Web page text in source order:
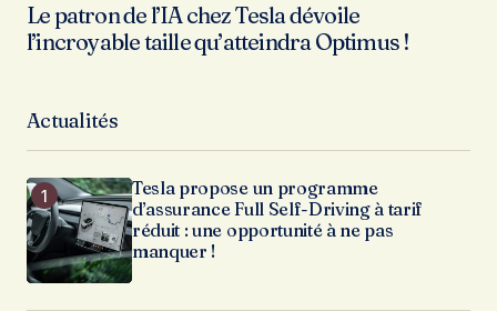
Le patron de l’IA chez Tesla dévoile
l’incroyable taille qu’atteindra Optimus !
Actualités
Tesla propose un programme
d’assurance Full Self-Driving à tarif
réduit : une opportunité à ne pas
manquer !